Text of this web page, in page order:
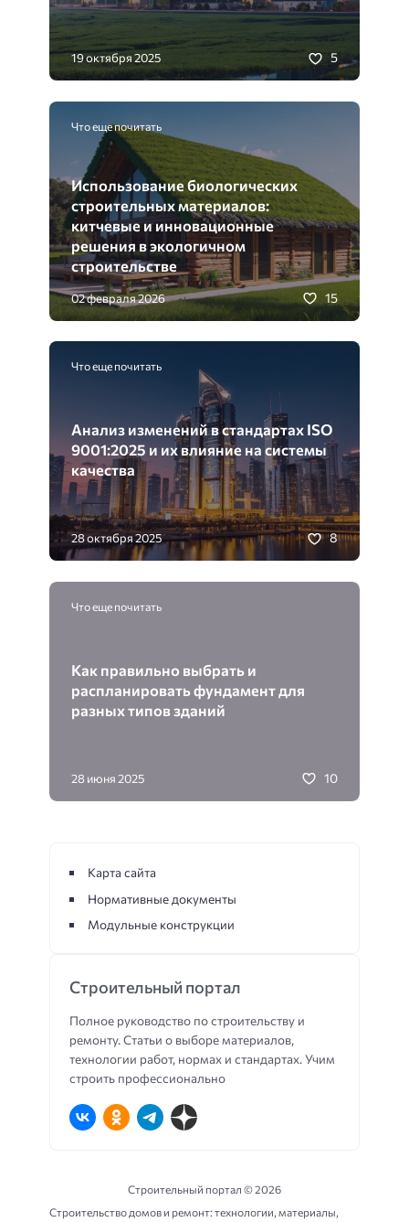
19 октября 2025 5
Что еще почитать
Использование биологических
строительных материалов:
китчевые и инновационные
решения в экологичном
строительстве
02 февраля 2026 15
Что еще почитать
Анализ изменений в стандартах ISO
9001:2025 и их влияние на системы
качества
28 октября 2025 8
Что еще почитать
Как правильно выбрать и
распланировать фундамент для
разных типов зданий
28 июня 2025 10
Строительный портал
Полное руководство по строительству и
ремонту. Статьи о выборе материалов,
технологии работ, нормах и стандартах. Учим
строить профессионально
Карта сайта
Нормативные документы
Модульные конструкции
Строительный портал ©2026
Строительство домов и ремонт: технологии, материалы,